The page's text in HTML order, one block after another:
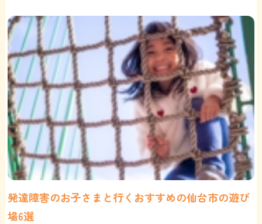
発達障害のお子さまと行くおすすめの仙台市の遊び
場6選